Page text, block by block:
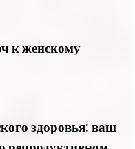
к женскому
здоровья: ваш